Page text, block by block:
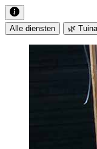
Alle diensten 🌿